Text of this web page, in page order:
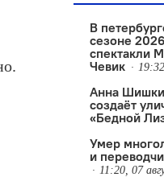
В
сезоне
спектакли
Чевик
Анна
создаëт
«Бедной
Умер
и
11:20, 07